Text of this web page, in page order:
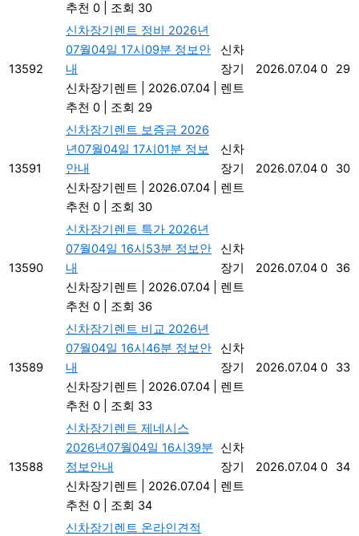
추천 0
조회 30
13592
신차장기렌트 정비 2026년
07월04일 17시09분 정보안
내
신차장기렌트
2026.07.04
추천 0
조회 29
신차
장기
렌트
2026.07.04 0 29
13591
신차장기렌트 보증금 2026
년07월04일 17시01분 정보
안내
신차장기렌트
2026.07.04
추천 0
조회 30
신차
장기
렌트
2026.07.04 0 30
13590
신차장기렌트 특가 2026년
07월04일 16시53분 정보안
내
신차장기렌트
2026.07.04
추천 0
조회 36
신차
장기
렌트
2026.07.04 0 36
13589
신차장기렌트 비교 2026년
07월04일 16시46분 정보안
내
신차장기렌트
2026.07.04
추천 0
조회 33
신차
장기
렌트
2026.07.04 0 33
13588
신차장기렌트 제네시스
2026년07월04일 16시39분
정보안내
신차장기렌트
2026.07.04
추천 0
조회 34
신차
장기
렌트
2026.07.04 0 34
신차장기렌트 온라인견적